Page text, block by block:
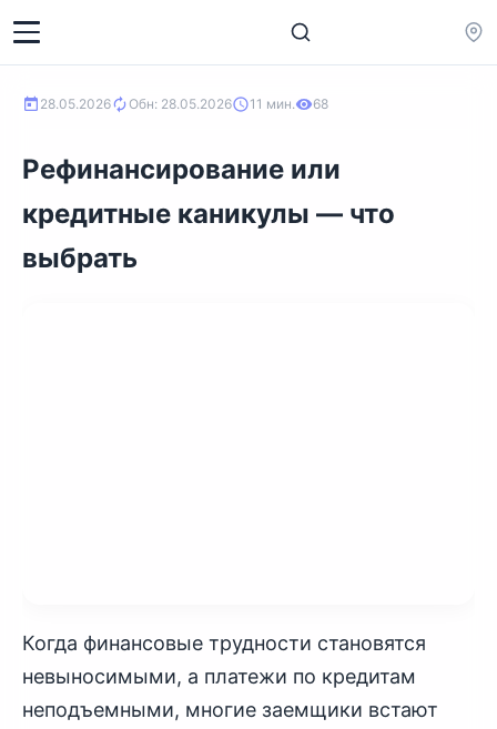
28.05.2026 Обн: 28.05.2026 11 мин. 68
Рефинансирование или
кредитные каникулы — что
выбрать
Когда финансовые трудности становятся
невыносимыми, а платежи по кредитам
неподъемными, многие заемщики встают